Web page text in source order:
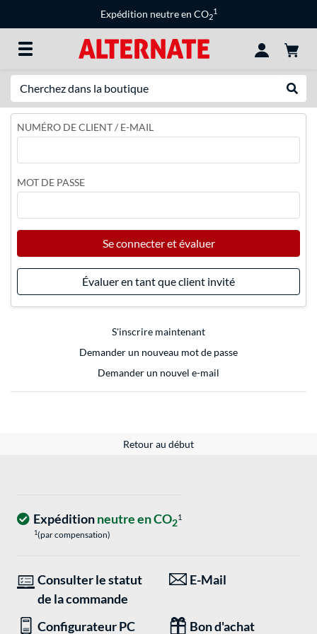
Expédition neutre en CO2
1
NUMÉRO DE CLIENT / E-MAIL
MOT DE PASSE
Se connecter et évaluer
Évaluer en tant que client invité
S'inscrire maintenant
Demander un nouveau mot de passe
Demander un nouvel e-mail
Retour au début
Expéditionneutre en CO21
1(par compensation)
Consulter le statut
de la commande
E-Mail
Configurateur PC Bon d'achat